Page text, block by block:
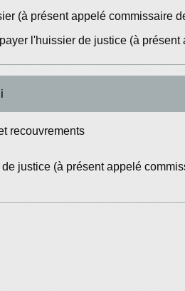
(à présent appelé commissaire
l'huissier de justice (à
recouvrements
justice (à présent appelé